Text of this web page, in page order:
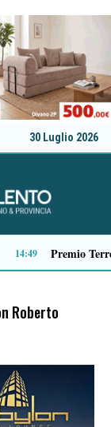
30 Luglio 2026
13:01
Roberto